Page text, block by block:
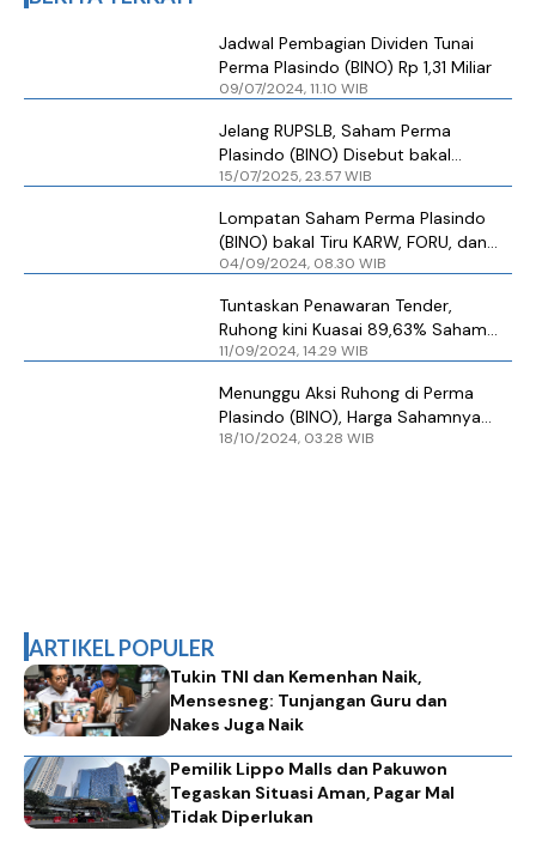
Jadwal Pembagian Dividen Tunai
Perma Plasindo (BINO) Rp 1,31 Miliar
09/07/2024, 11.10 WIB
Jelang RUPSLB, Saham Perma
Plasindo (BINO) Disebut bakal
Menuju Rp 200
15/07/2025, 23.57 WIB
Lompatan Saham Perma Plasindo
(BINO) bakal Tiru KARW, FORU, dan
LABA Usai Pergantian Pengendali?
04/09/2024, 08.30 WIB
Tuntaskan Penawaran Tender,
Ruhong kini Kuasai 89,63% Saham
Perma PLasindo (BINO)
11/09/2024, 14.29 WIB
Menunggu Aksi Ruhong di Perma
Plasindo (BINO), Harga Sahamnya
bisa Menuju Level Ini
18/10/2024, 03.28 WIB
ARTIKEL POPULER
Tukin TNI dan Kemenhan Naik,
Mensesneg: Tunjangan Guru dan
Nakes Juga Naik
Pemilik Lippo Malls dan Pakuwon
Tegaskan Situasi Aman, Pagar Mal
Tidak Diperlukan